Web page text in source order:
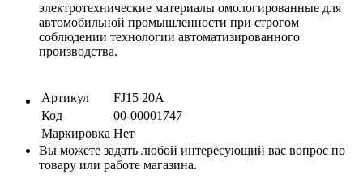
электротехнические материалы омологированные для
автомобильной промышленности при строгом
соблюдении технологии автоматизированного
производства.
Артикул
FJ15 20A
Код
00-00001747
Маркировка Нет
Вы можете задать любой интересующий вас вопрос по
товару или работе магазина.